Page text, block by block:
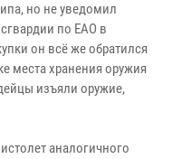
но не уведомил
по ЕАО в
он всё же обратился
места хранения оружия
изъяли оружие,
аналогичного